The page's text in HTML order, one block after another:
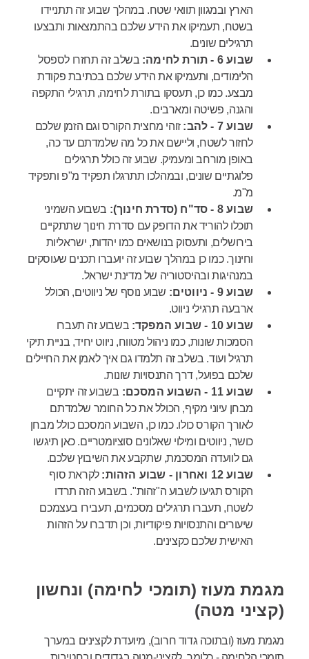
הארץ ובמגוון תוואי שטח. במהלך שבוע זה תתניידו
בשטח, תעמיקו את הידע שלכם בהתמצאות ותבצעו
תרגילים שונים.
שבוע 6 - תורת לחימה:
בשלב זה תחזרו לספסל
הלימודים, ותעמיקו את הידע שלכם בכתיבת פקודת
מבצע. כמו כן, תעסקו בתורת לחימה, תרגילי התקפה
והגנה, פשיטה ומארבים.
שבוע 7 - להב:
זוהי מחצית הקורס וגם הזמן שלכם
לחזור לשטח, וליישם את כל מה שלמדתם עד כה,
באופן מורחב ומעמיק. שבוע זה כולל תרגילים
פלוגתיים שונים, ובמהלכו תתרגלו תפקיד מ"פ ותפקיד
מ"מ.
שבוע 8 - סד"ח (סדרת חינוך):
בשבוע השמיני
תוכלו להוריד את הדופק עם סדרת חינוך שתתקיים
בירושלים, ותעסוק בנושאים כמו יהדות, ישראליות
וחינוך. כמו כן במהלך שבוע זה יועברו תכנים שעוסקים
במנהיגות ובהיסטוריה של מדינת ישראל.
שבוע 9 - ניווטים:
שבוע נוסף של ניווטים, הכולל
ארבעה תרגילי ניווט.
שבוע 10 - שבוע המפקד:
בשבוע זה תעברו
הסמכות שונות, כמו ניהול מטווח, ניווט יחיד, בניית תיקי
תרגיל ועוד. בשלב זה תלמדו גם איך לאמן את החיילים
שלכם בפועל, דרך התנסויות שונות.
שבוע 11 - השבוע המסכם:
בשבוע זה יתקיים
מבחן עיוני מקיף, הכולל את כל החומר שלמדתם
לאורך הקורס כולו. כמו כן, השבוע המסכם כולל מבחן
כושר, ניווטים ומילוי שאלונים סוציומטריים. כאן תיגשו
גם לוועדה המסכמת, שתקבע את השיבוץ שלכם.
שבוע 12 ואחרון - שבוע הזהות:
לקראת סוף
הקורס תגיעו לשבוע ה"זהות". בשבוע הזה תרדו
לשטח, תעברו תרגילים מסכמים, תעבירו בעצמכם
שיעורים והתנסויות פיקודיות, וכן תדברו על הזהות
האישית שלכם כקצינים.
מגמת מעוז (תומכי לחימה) ונחשון
(קציני מטה)
מגמת מעוז (ובתוכה גדוד חרוב), מיועדת לקצינים במערך